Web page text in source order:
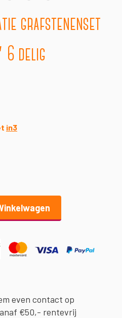
grafstenenset
delig
in3
even contact op
€50,- rentevrij